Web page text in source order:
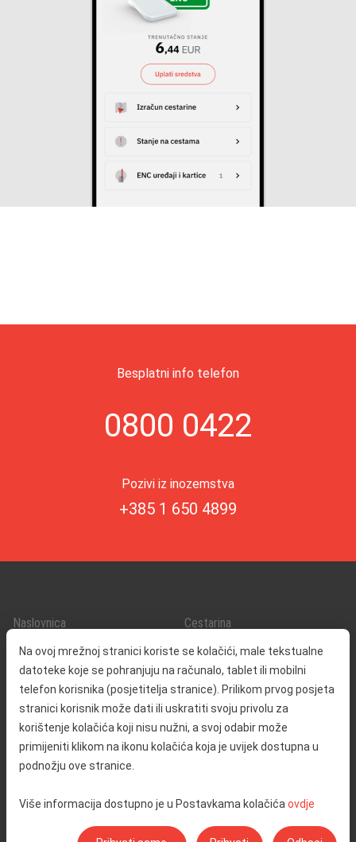
Na ovoj mrežnoj stranici koriste se kolačići, male tekstualne
datoteke koje se pohranjuju na računalo, tablet ili mobilni
telefon korisnika (posjetitelja stranice). Prilikom prvog posjeta
stranici korisnik može dati ili uskratiti svoju privolu za
korištenje kolačića koji nisu nužni, a svoj odabir može
primijeniti klikom na ikonu kolačića koja je uvijek dostupna u
podnožju ove stranice.
Više informacija dostupno je u Postavkama kolačića ovdje
Besplatni info telefon
0800 0422
Pozivi iz inozemstva
+385 1 650 4899
Naslovnica
O nama
Kontakt
Cestarina
Promet i sigurnost
Servisne informacije
Reklamacija
Javna nabava
Odnosi s javnošću
Izjava o pristupačnosti
Postavke kolačića